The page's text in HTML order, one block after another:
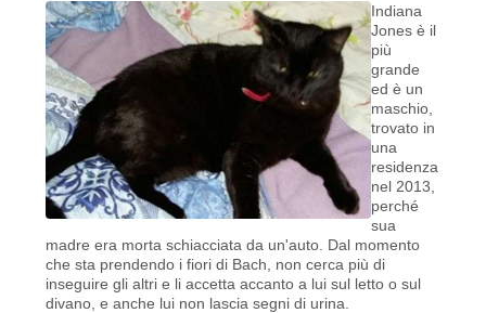
Indiana
Jones è il
più
grande
ed è un
maschio,
trovato in
una
residenza
nel 2013,
perché
sua
madre era morta schiacciata da un'auto. Dal momento
che sta prendendo i fiori di Bach, non cerca più di
inseguire gli altri e li accetta accanto a lui sul letto o sul
divano, e anche lui non lascia segni di urina.